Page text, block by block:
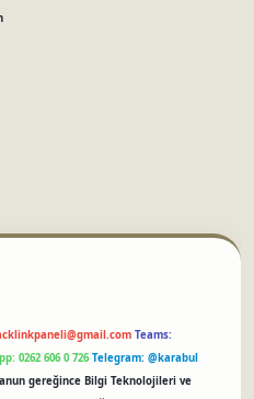
Teams:
0262 606 0 726 Telegram: @karabul
gereğince Bilgi Teknolojileri ve